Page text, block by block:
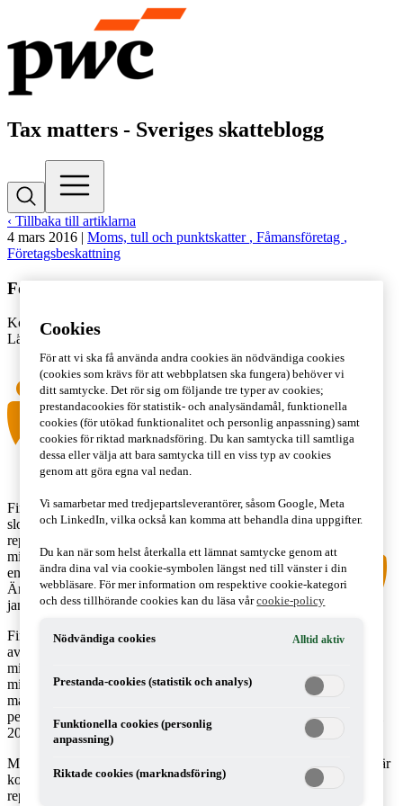
Tax matters - Sveriges skatteblogg
‹ Tillbaka till artiklarna
4 mars 2016 | Moms, tull och punktskatter , Fåmansföretag ,
Företagsbeskattning
Förslag om slopande av representationsavdraget
Kontakta
Julia Jonsson
Lästid: 3 min
Finansdepartementet föreslår ett
slopande av avdragsrätten för
representationsutgifter som avser lunch,
middag, supé eller liknande, utom för
enklare förtäring av mindre värde.
Ändringen föreslås träda i kraft den 1
januari 2017.
Finansdepartement föreslår ett slopande
av avdragsrätten för representationsutgifter som avser lunch,
middag, supé eller annan förtäring, utom för enklare förtäring av
mindre värde. Vid representation får avdraget för moms som avser
måltider eller liknande högst uppgå till momsen på 300 kronor per
person och tillfälle. Ändringarna föreslås träda i kraft den 1 januari
2017.
Momslagens bestämmelse om avdrag för moms på representation är
kopplad till de regler för inkomstskattemässigt avdrag för
representationsutgifter. Tidigare har det inneburit att avdraget för
Cookies
För att vi ska få använda andra cookies än nödvändiga cookies
(cookies som krävs för att webbplatsen ska fungera) behöver vi
ditt samtycke. Det rör sig om följande tre typer av cookies;
prestandacookies för statistik- och analysändamål, funktionella
cookies (för utökad funktionalitet och personlig anpassning) samt
cookies för riktad marknadsföring. Du kan samtycka till samtliga
dessa eller välja att bara samtycka till en viss typ av cookies
genom att göra egna val nedan.
Vi samarbetar med tredjepartsleverantörer, såsom Google, Meta
och LinkedIn, vilka också kan komma att behandla dina uppgifter.
Du kan när som helst återkalla ett lämnat samtycke genom att
ändra dina val via cookie-symbolen längst ned till vänster i din
webbläsare. För mer information om respektive cookie-kategori
och dess tillhörande cookies kan du läsa vårcookie-policy
Nödvändiga cookies Alltid aktiv
Prestanda-cookies (statistik och analys)
Funktionella cookies (personlig
anpassning)
Riktade cookies (marknadsföring)